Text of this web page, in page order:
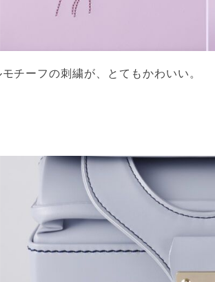
チーフの刺繍が、とてもかわいい。